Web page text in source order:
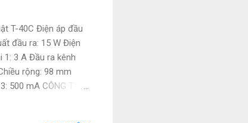
T-40C Điện áp đầu
đầu ra: 15 W Điện
1: 3 A Đầu ra kênh
rộng: 98 mm
500 mA CÔNG TY